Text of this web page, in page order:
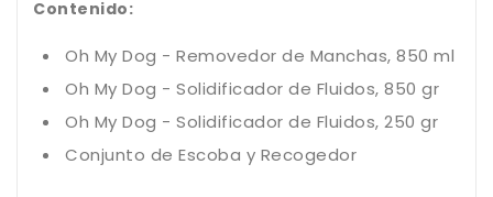
Contenido:
Oh My Dog - Removedor de Manchas, 850 ml
Oh My Dog - Solidificador de Fluidos, 850 gr
Oh My Dog - Solidificador de Fluidos, 250 gr
Conjunto de Escoba y Recogedor